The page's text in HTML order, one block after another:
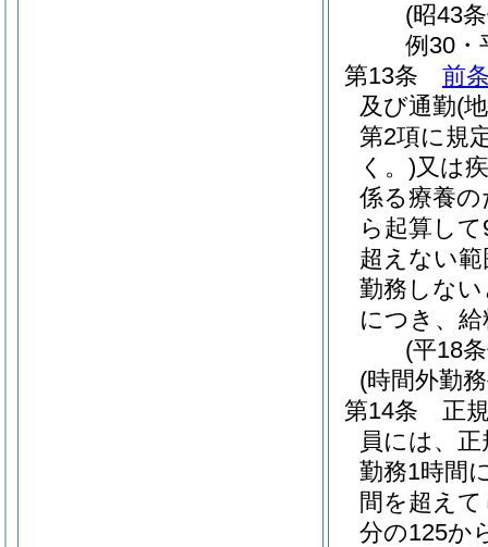
(昭43
例30・
第13条
前
及び通勤(
第2項に規
く。)又は
係る療養
ら起算し
超えない
勤務しな
につき、
(平18
(時間外勤
第14条
正
員には、
勤務1時間
間を超え
分の125か